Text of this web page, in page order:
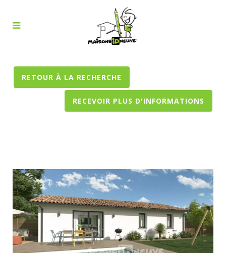
RETOUR À LA RECHERCHE
RECEVOIR PLUS D'INFORMATIONS